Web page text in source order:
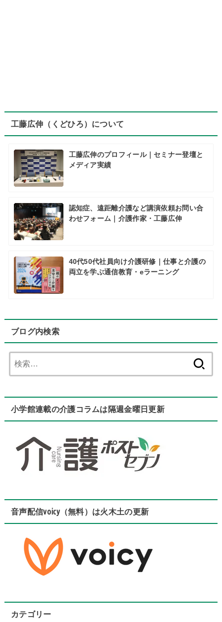
工藤広伸（くどひろ）について
工藤広伸のプロフィール｜セミナー登壇と
メディア実績
認知症、遠距離介護など講演依頼お問い合
わせフォーム｜介護作家・工藤広伸
40代50代社員向け介護研修｜仕事と介護の
両立を学ぶ通信教育・eラーニング
ブログ内検索
索:
小学館連載の介護コラムは隔週金曜日更新
音声配信voicy（無料）は火木土の更新
カテゴリー